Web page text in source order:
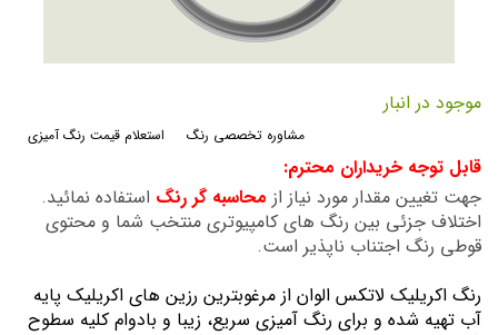
ابتدای
گالری
موجود در انبار
استعلام قیمت رنگ آمیزی مشاوره تخصصی رنگ
قابل توجه خریداران محترم:
جهت تغیین مقدار مورد نیاز از محاسبه گر رنگ استفاده نمائید.
اختلاف جزئی بین رنگ های کامپیوتری منتخب شما و محتوی
قوطی رنگ اجتناب ناپذیر است.
رنگ اكريليك لاتكس الوان از مرغوبترين رزين هاي اكريليك پايه
آب تهيه شده و برای رنگ آمیزی سریع، زیبا و بادوام کلیه سطوح